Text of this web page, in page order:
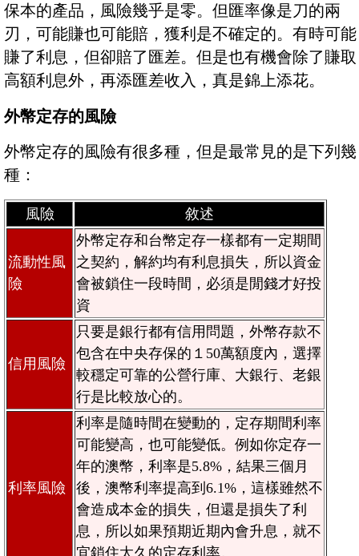
保本的產品，風險幾乎是零。但匯率像是刀的兩
刃，可能賺也可能賠，獲利是不確定的。有時可能
賺了利息，但卻賠了匯差。但是也有機會除了賺取
高額利息外，再添匯差收入，真是錦上添花。
外幣定存的風險
外幣定存的風險有很多種，但是最常見的是下列幾
種：
風險 敘述
流動性風
險
外幣定存和台幣定存一樣都有一定期間
之契約，解約均有利息損失，所以資金
會被鎖住一段時間，必須是閒錢才好投
資
信用風險
只要是銀行都有信用問題，外幣存款不
包含在中央存保的１50萬額度內，選擇
較穩定可靠的公營行庫、大銀行、老銀
行是比較放心的。
利率風險
利率是隨時間在變動的，定存期間利率
可能變高，也可能變低。例如你定存一
年的澳幣，利率是5.8%，結果三個月
後，澳幣利率提高到6.1%，這樣雖然不
會造成本金的損失，但還是損失了利
息，所以如果預期近期內會升息，就不
宜鎖住太久的定存利率。